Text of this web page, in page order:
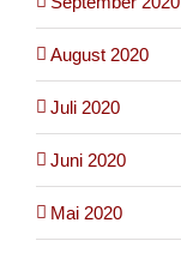
August 2020
Juli 2020
Juni 2020
Mai 2020